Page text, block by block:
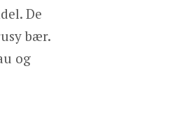
De
bær.
og